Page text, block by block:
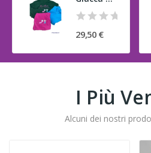
29,50 €
I Più
Alcuni dei nostri